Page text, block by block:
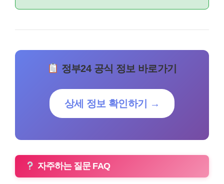
정부24 공식 정보 바로가기
상세 정보 확인하기 →
자주하는 질문 FAQ